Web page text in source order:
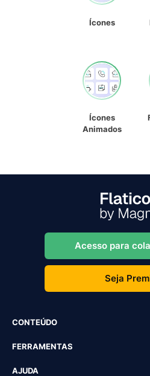
Ícones
Ícones
Animados
Acesso para
Seja
CONTEÚDO
FERRAMENTAS
AJUDA